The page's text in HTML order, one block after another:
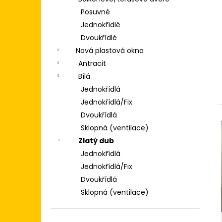
Posuvné
Jednokřídlé
Dvoukřídlé
Nová plastová okna
Antracit
Bílá
Jednokřídlá
Jednokřídlá/Fix
Dvoukřídlá
Sklopná (ventilace)
Zlatý dub
Jednokřídlá
Jednokřídlá/Fix
Dvoukřídlá
Sklopná (ventilace)
i
POSUVNÉ DVEŘE 200X200
(2000X2000) KLIKA/KLIKA, ZÁMEK,
3SKLO BÍLÁ/BÍLÁ
31 500 Kč